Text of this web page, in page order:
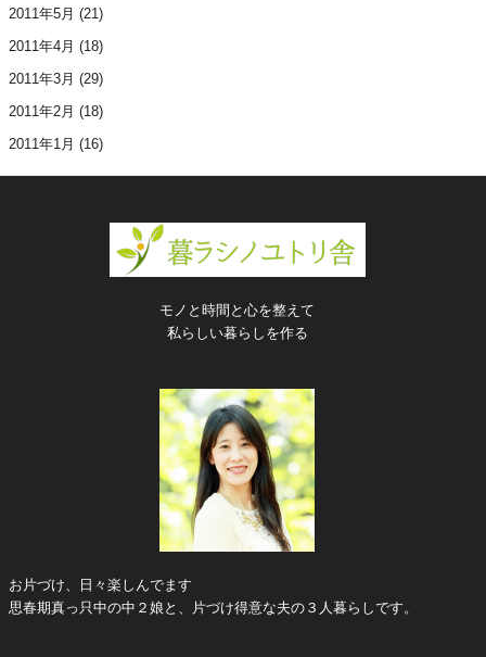
2011年5月 (21)
2011年4月 (18)
2011年3月 (29)
2011年2月 (18)
2011年1月 (16)
モノと時間と心を整えて
私らしい暮らしを作る
お片づけ、日々楽しんでます
思春期真っ只中の中２娘と、片づけ得意な夫の３人暮らしです。